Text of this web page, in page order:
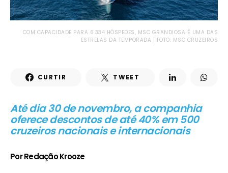
COM CAPACIDADE PARA 6.334 HÓSPEDES, MSC GRANDIOSA É UMA DAS
ESTRELAS DA TEMPORADA | FOTO: MSC CRUZEIROS
CURTIR TWEET
Até dia 30 de novembro, a companhia
oferece descontos de até 40% em 500
cruzeiros nacionais e internacionais
Por Redação Krooze